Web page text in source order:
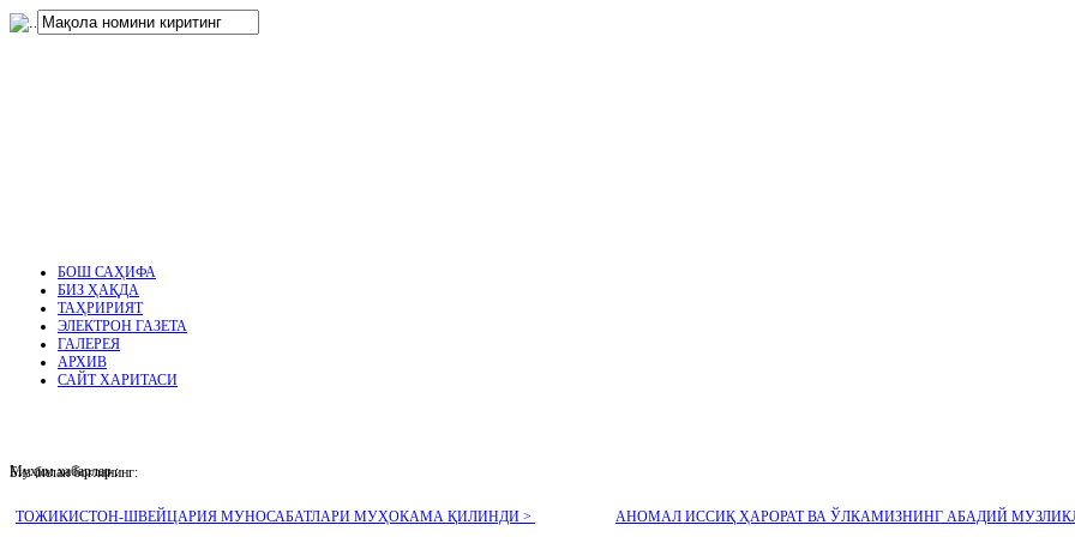
.
БОШ САҲИФА
БИЗ ҲАҚДА
ТАҲРИРИЯТ
ЭЛЕКТРОН ГАЗЕТА
ГАЛЕРЕЯ
АРХИВ
САЙТ ХАРИТАСИ
Муҳим хабарлар :
ТОЖИКИСТОН-ШВЕЙЦАРИЯ МУНОСАБАТЛАРИ МУҲОКАМА ҚИЛИНДИ > АНОМАЛ ИССИҚ ҲАРОРАТ ВА ЎЛКАМИЗНИНГ АБАДИЙ
Биз билан боғланинг: